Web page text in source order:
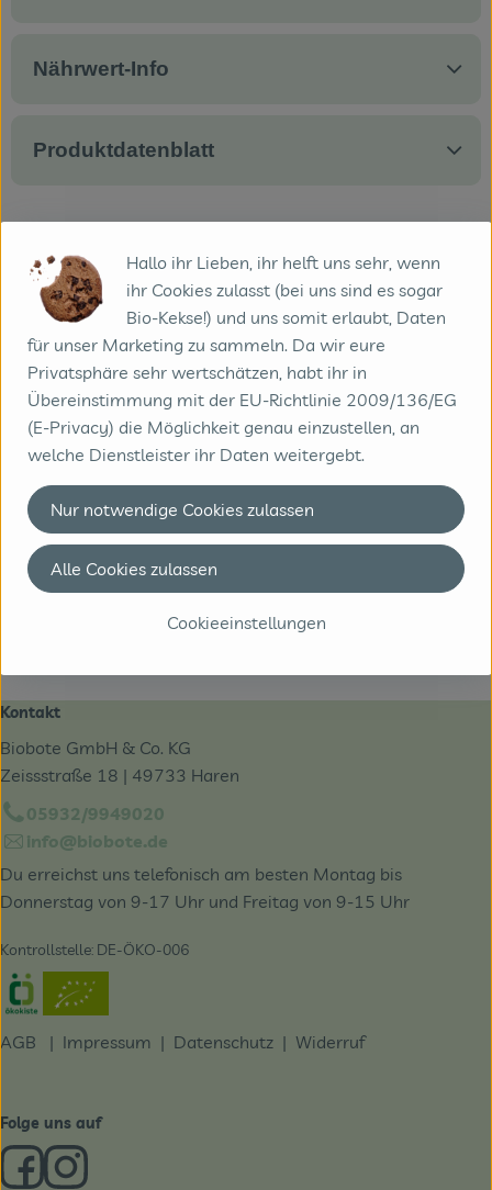
Nährwert-Info
Produktdatenblatt
Herkunft
Hersteller: bioladen
Deutschland
Weiling GmbH
D 48653 Coesfeld
www.weiling.de
(Daten von Ecoinform)
bioladen
Kontakt
Biobote GmbH & Co. KG
Zeissstraße 18 | 49733 Haren
05932/9949020
info@biobote.de
Du erreichst uns telefonisch am besten Montag bis
Donnerstag von 9-17 Uhr und Freitag von 9-15 Uhr
Kontrollstelle: DE-ÖKO-006
Externer Link zu https://www.oekokiste.de/
AGB | Impressum | Datenschutz | Widerruf
Folge uns auf
Externer Link zu https://www.facebook.com/derBiobote/
Externer Link zu https://www.instagram.com/
Hallo ihr Lieben, ihr helft uns sehr, wenn
ihr Cookies zulasst (bei uns sind es sogar
Bio-Kekse!) und uns somit erlaubt, Daten
für unser Marketing zu sammeln. Da wir eure
Privatsphäre sehr wertschätzen, habt ihr in
Übereinstimmung mit der EU-Richtlinie 2009/136/EG
(E-Privacy) die Möglichkeit genau einzustellen, an
welche Dienstleister ihr Daten weitergebt.
Cookieeinstellungen
Nur notwendige Cookies zulassen
Alle Cookies zulassen